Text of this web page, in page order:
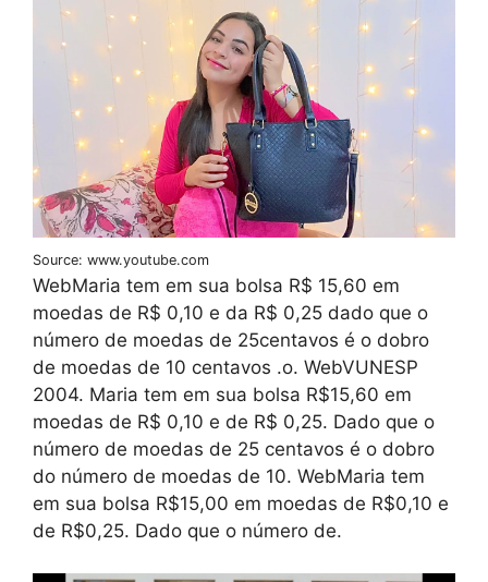
Source: www.youtube.com
WebMaria tem em sua bolsa R$ 15,60 em
moedas de R$ 0,10 e da R$ 0,25 dado que o
número de moedas de 25centavos é o dobro
de moedas de 10 centavos .o. WebVUNESP
2004. Maria tem em sua bolsa R$15,60 em
moedas de R$ 0,10 e de R$ 0,25. Dado que o
número de moedas de 25 centavos é o dobro
do número de moedas de 10. WebMaria tem
em sua bolsa R$15,00 em moedas de R$0,10 e
de R$0,25. Dado que o número de.